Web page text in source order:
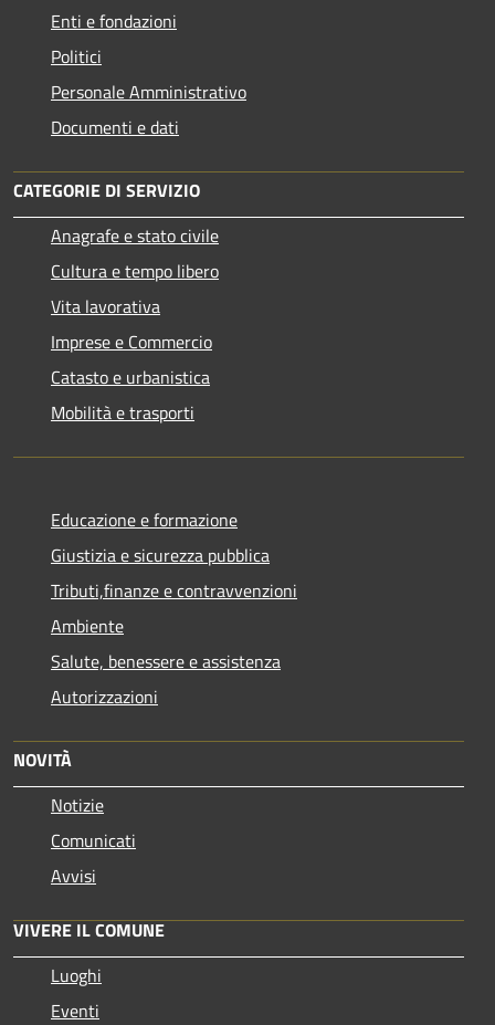
Enti e fondazioni
Politici
Personale Amministrativo
Documenti e dati
CATEGORIE DI SERVIZIO
Anagrafe e stato civile
Cultura e tempo libero
Vita lavorativa
Imprese e Commercio
Catasto e urbanistica
Mobilità e trasporti
Educazione e formazione
Giustizia e sicurezza pubblica
Tributi,finanze e contravvenzioni
Ambiente
Salute, benessere e assistenza
Autorizzazioni
NOVITÀ
Notizie
Comunicati
Avvisi
VIVERE IL COMUNE
Luoghi
Eventi